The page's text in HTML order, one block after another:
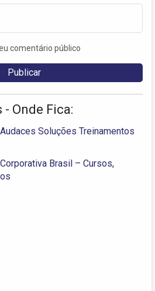
comentário público
Onde Fica:
Audaces Soluções Treinamentos
Corporativa Brasil – Cursos,